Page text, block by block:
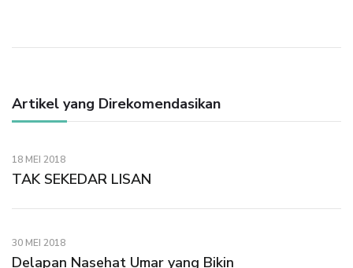
Artikel yang Direkomendasikan
18 MEI 2018
TAK SEKEDAR LISAN
30 MEI 2018
Delapan Nasehat Umar yang Bikin